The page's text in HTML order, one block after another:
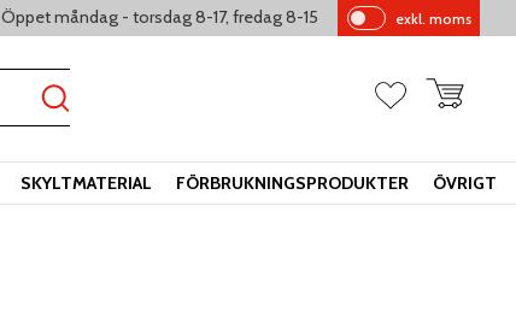
Öppet måndag - torsdag 8-17, fredag 8-15
Pr
s
exkl. moms
FavoriterKundvagn
SKYLTMATERIAL FÖRBRUKNINGSPRODUKTER ÖVRIGT